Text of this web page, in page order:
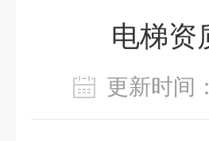
电梯资
更新时